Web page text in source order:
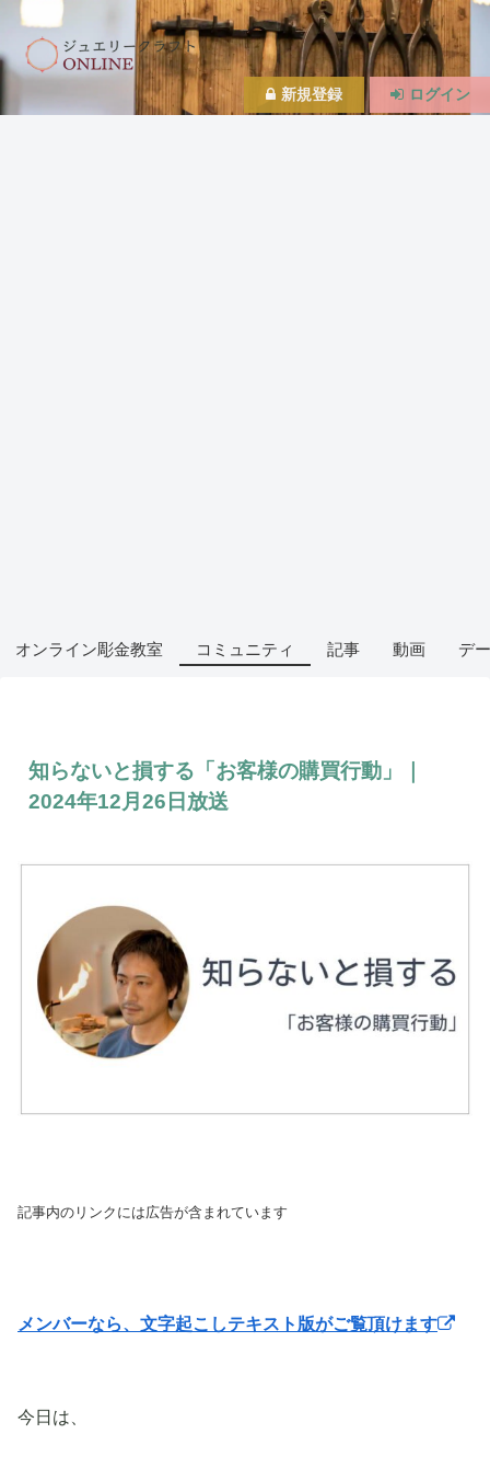
オンライン彫金教室 コミュニティ 記事 動画 デ
知らないと損する「お客様の購買行動」｜
2024年12月26日放送
記事内のリンクには広告が含まれています
メンバーなら、文字起こしテキスト版がご覧頂けます
今日は、
新規登録 ログイン